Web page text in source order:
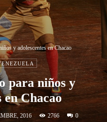
y adolescentes en Chacao
para niños y
en Chacao
2016 2766 0